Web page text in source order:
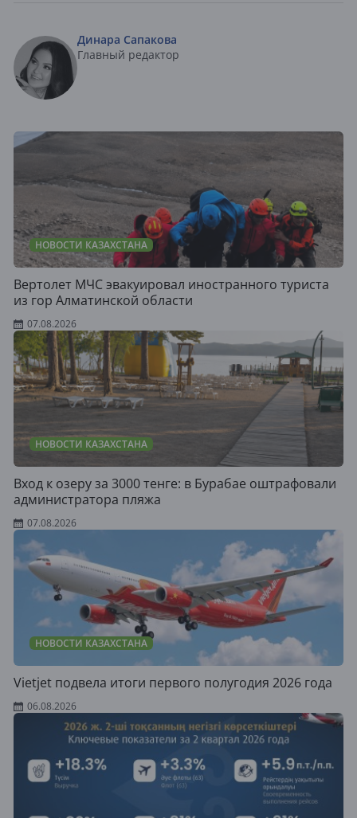
Динара Сапакова
Главный редактор
НОВОСТИ КАЗАХСТАНА
Вертолет МЧС эвакуировал иностранного туриста
из гор Алматинской области
07.08.2026
НОВОСТИ КАЗАХСТАНА
Вход к озеру за 3000 тенге: в Бурабае оштрафовали
администратора пляжа
07.08.2026
НОВОСТИ КАЗАХСТАНА
Vietjet подвела итоги первого полугодия 2026 года
06.08.2026